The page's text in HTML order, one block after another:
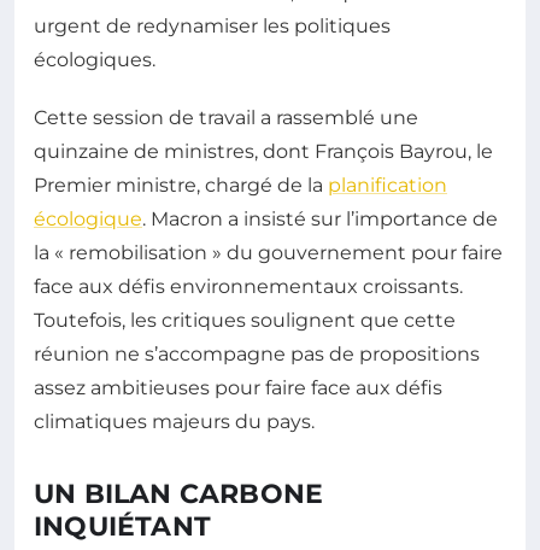
urgent de redynamiser les politiques
écologiques.
Cette session de travail a rassemblé une
quinzaine de ministres, dont François Bayrou, le
Premier ministre, chargé de la planification
écologique. Macron a insisté sur l’importance de
la « remobilisation » du gouvernement pour faire
face aux défis environnementaux croissants.
Toutefois, les critiques soulignent que cette
réunion ne s’accompagne pas de propositions
assez ambitieuses pour faire face aux défis
climatiques majeurs du pays.
UN BILAN CARBONE
INQUIÉTANT